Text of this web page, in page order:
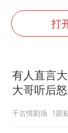
打
有人直言
大哥听后
千古情剧场 1跟